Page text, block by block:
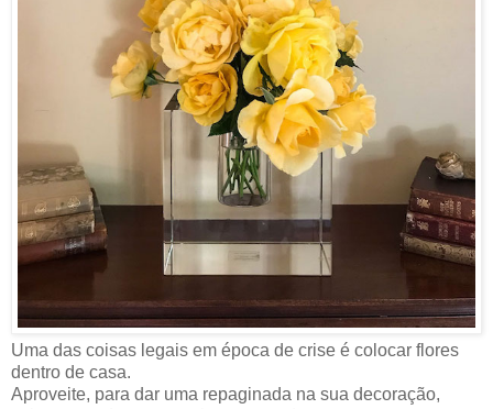
Uma das coisas legais em época de crise é colocar flores
dentro de casa.
Aproveite, para dar uma repaginada na sua decoração,